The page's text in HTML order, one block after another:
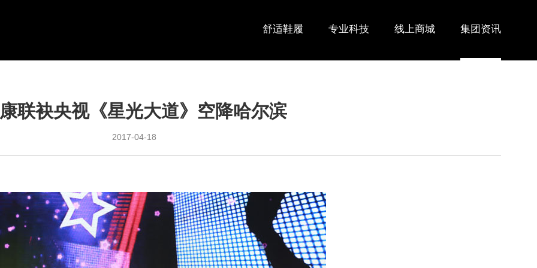
舒适鞋履 专业科技 线上商城 集团资讯
联袂央视《星光大道》空降哈尔滨
2017-04-18